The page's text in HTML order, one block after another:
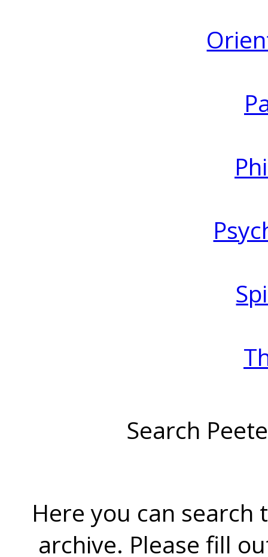
Search
Here you can search
archive. Please fill